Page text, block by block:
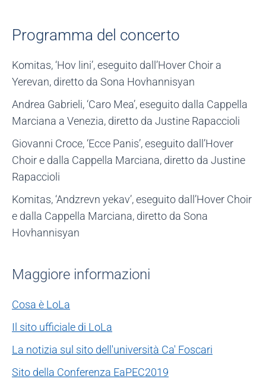
Programma del concerto
Komitas, ‘Hov lini’, eseguito dall’Hover Choir a
Yerevan, diretto da Sona Hovhannisyan
Andrea Gabrieli, ‘Caro Mea’, eseguito dalla Cappella
Marciana a Venezia, diretto da Justine Rapaccioli
Giovanni Croce, ‘Ecce Panis’, eseguito dall’Hover
Choir e dalla Cappella Marciana, diretto da Justine
Rapaccioli
Komitas, ‘Andzrevn yekav’, eseguito dall’Hover Choir
e dalla Cappella Marciana, diretto da Sona
Hovhannisyan
Maggiore informazioni
Cosa è LoLa
Il sito ufficiale di LoLa
La notizia sul sito dell'università Ca' Foscari
Sito della Conferenza EaPEC2019